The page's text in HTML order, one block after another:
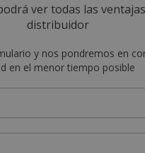
ver todas las
distribuidor
y nos pondremos en
en el menor tiempo posible